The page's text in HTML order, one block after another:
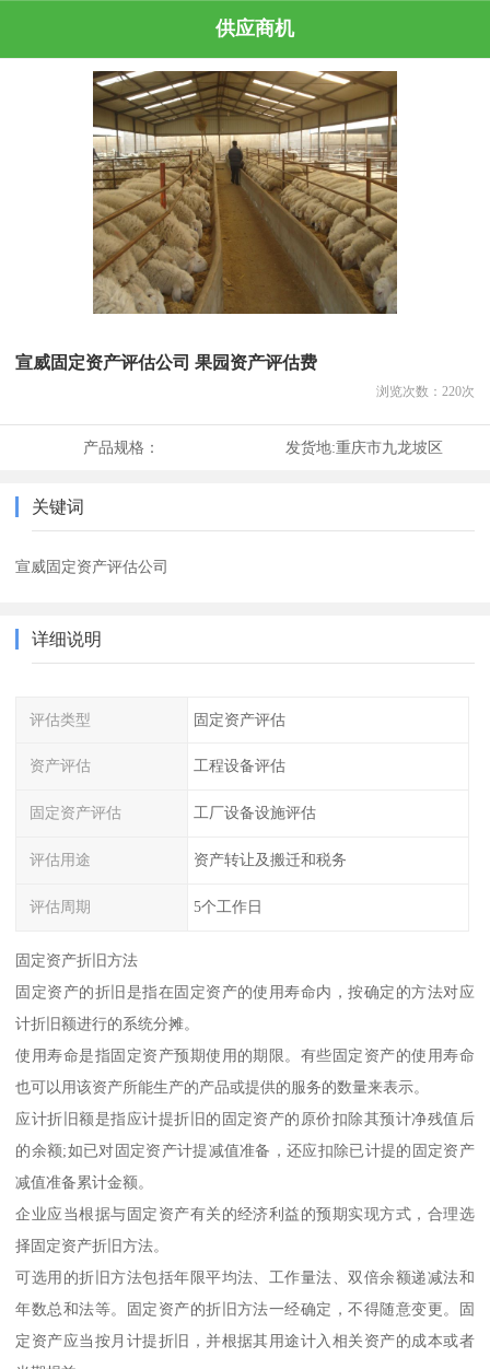
供应商机
宣威固定资产评估公司 果园资产评估费
浏览次数： 220次
产品规格： 发货地:重庆市九龙坡区
关键词
宣威固定资产评估公司
详细说明
评估类型 固定资产评估
资产评估 工程设备评估
固定资产评估 工厂设备设施评估
评估用途 资产转让及搬迁和税务
评估周期 5个工作日
固定资产折旧方法
固定资产的折旧是指在固定资产的使用寿命内，按确定的方法对应
计折旧额进行的系统分摊。
使用寿命是指固定资产预期使用的期限。有些固定资产的使用寿命
也可以用该资产所能生产的产品或提供的服务的数量来表示。
应计折旧额是指应计提折旧的固定资产的原价扣除其预计净残值后
的余额;如已对固定资产计提减值准备，还应扣除已计提的固定资产
减值准备累计金额。
企业应当根据与固定资产有关的经济利益的预期实现方式，合理选
择固定资产折旧方法。
可选用的折旧方法包括年限平均法、工作量法、双倍余额递减法和
年数总和法等。固定资产的折旧方法一经确定，不得随意变更。固
定资产应当按月计提折旧，并根据其用途计入相关资产的成本或者